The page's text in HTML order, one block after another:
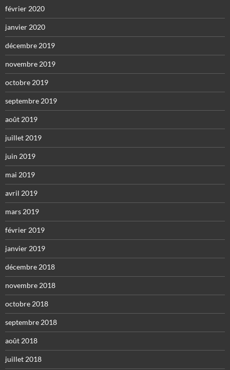
février 2020
janvier 2020
décembre 2019
novembre 2019
octobre 2019
septembre 2019
août 2019
juillet 2019
juin 2019
mai 2019
avril 2019
mars 2019
février 2019
janvier 2019
décembre 2018
novembre 2018
octobre 2018
septembre 2018
août 2018
juillet 2018